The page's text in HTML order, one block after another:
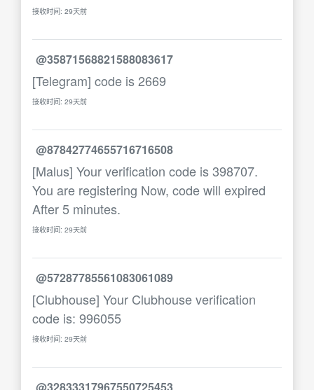
接收时间: 29天前
@35871568821588083617
[Telegram] code is 2669
接收时间: 29天前
@87842774655716716508
[Malus] Your verification code is 398707.
You are registering Now, code will expired
After 5 minutes.
接收时间: 29天前
@57287785561083061089
[Clubhouse] Your Clubhouse verification
code is: 996055
接收时间: 29天前